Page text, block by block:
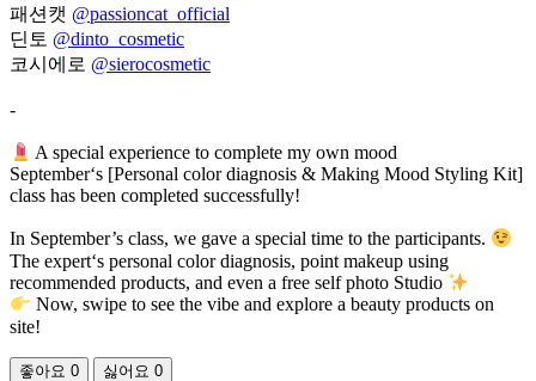
패션캣 @passioncat_official
딘토 @dinto_cosmetic
코시에로 @sierocosmetic
-
A special experience to complete my own mood
September‘s [Personal color diagnosis & Making Mood Styling Kit]
class has been completed successfully!
In September’s class, we gave a special time to the participants.
The expert‘s personal color diagnosis, point makeup using
recommended products, and even a free self photo Studio
Now, swipe to see the vibe and explore a beauty products on
site!
좋아요 0 싫어요 0